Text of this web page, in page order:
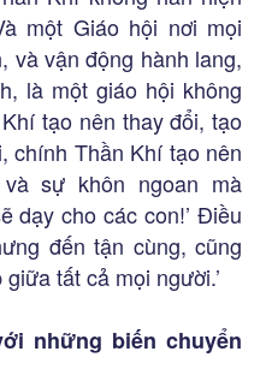
một Giáo hội nơi mọi
và vận động hành lang,
là một giáo hội không
tạo nên thay đổi, tạo
chính Thần Khí tạo nên
sự khôn ngoan mà
dạy cho các con!’ Điều
đến tận cùng, cũng
tất cả mọi người.’
những biến chuyển